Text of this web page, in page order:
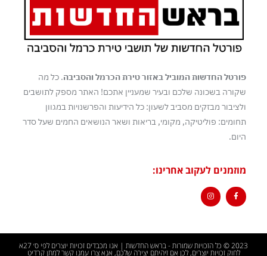
פורטל החדשות המוביל באזור טירת הכרמל והסביבה. כל מה
שקורה בשכונה שלכם ובעיר שמעניין אתכם! האתר מספק לתושבים
ולציבור מבזקים מסביב לשעון: כל הידיעות והפרשנויות במגוון
תחומים: פוליטיקה, מקומי, בריאות ושאר הנושאים החמים שעל סדר
היום.
מוזמנים לעקוב אחרינו:
2023 © כל הזכויות שמורות - בראש החדשות | אנו מכבדים זכויות יוצרים לפי ס׳ 27א
לחוק זכויות יוצרים, לכן אם זיהיתם יצירה שלכם, אנא צרו עמנו קשר למתן קרדיט